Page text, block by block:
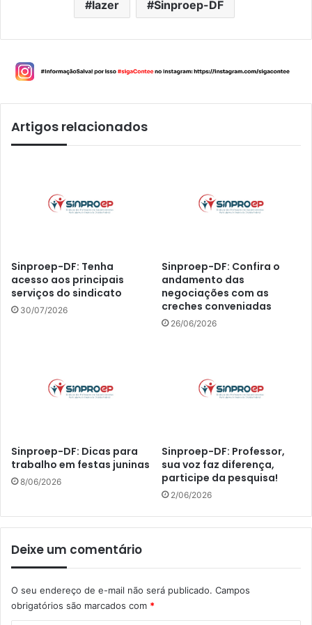
lazer Sinproep-DF
Artigos relacionados
Sinproep-DF: Tenha
acesso aos principais
serviços do sindicato
30/07/2026
Sinproep-DF: Confira o
andamento das
negociações com as
creches conveniadas
26/06/2026
Sinproep-DF: Dicas para
trabalho em festas juninas
8/06/2026
Sinproep-DF: Professor,
sua voz faz diferença,
participe da pesquisa!
2/06/2026
Deixe um comentário
O seu endereço de e-mail não será publicado. Campos
obrigatórios são marcados com *